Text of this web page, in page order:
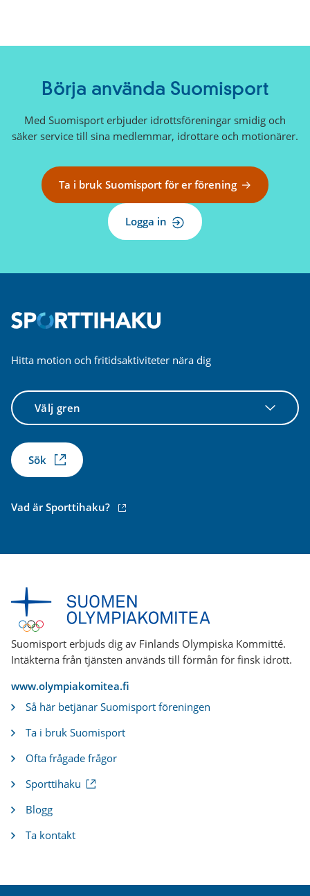
Börja använda Suomisport
Med Suomisport erbjuder idrottsföreningar smidig och
säker service till sina medlemmar, idrottare och motionärer.
Ta i bruk Suomisport för er förening
Logga in
Hitta motion och fritidsaktiviteter nära dig
Välj
gren
Sök
Vad är Sporttihaku? (extern
Suomisport erbjuds dig av Finlands Olympiska Kommitté.
Intäkterna från tjänsten används till förmån för finsk idrott.
www.olympiakomitea.fi
Så här betjänar Suomisport föreningen
Ta i bruk Suomisport
Ofta frågade frågor
Sporttihaku(
Blogg
Ta kontakt